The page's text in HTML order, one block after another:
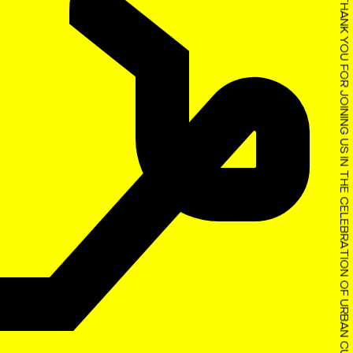
THANK YOU FOR JOINING US IN THE CELEBRATION OF URBAN CULTURE!
com algum requisito de
Festival Iminente, no